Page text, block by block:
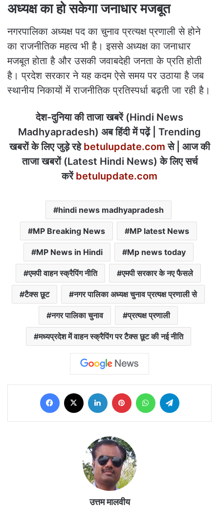
अध्यक्ष का हो सकेगा जनाधार मजबूत
नगरपालिका अध्यक्ष पद का चुनाव प्रत्यक्ष प्रणाली से होने
का राजनीतिक महत्व भी है। इससे अध्यक्ष का जनाधार
मजबूत होता है और उसकी जवाबदेही जनता के प्रति होती
है। प्रदेश सरकार ने यह कदम ऐसे समय पर उठाया है जब
स्थानीय निकायों में राजनीतिक प्रतिस्पर्धा बढ़ती जा रही है।
देश-दुनिया की ताजा खबरें (Hindi News
Madhyapradesh) अब हिंदी में पढ़ें | Trending
खबरों के लिए जुड़े रहे betulupdate.com से | आज की
ताजा खबरों (Latest Hindi News) के लिए सर्च
करें betulupdate.com
hindi news madhyapradesh
MP Breaking News MP latest News
MP News in Hindi Mp news today
एमपी वाहन स्क्रैपिंग नीति एमपी सरकार के नए फैसले
टैक्स छूट नगर पालिका अध्यक्ष चुनाव प्रत्यक्ष प्रणाली से
नगर पालिका चुनाव प्रत्यक्ष प्रणाली
मध्यप्रदेश में वाहन स्क्रैपिंग पर टैक्स छूट की नई नीति
Facebook LinkedIn PinterestWhatsApp
उत्तम मालवीय